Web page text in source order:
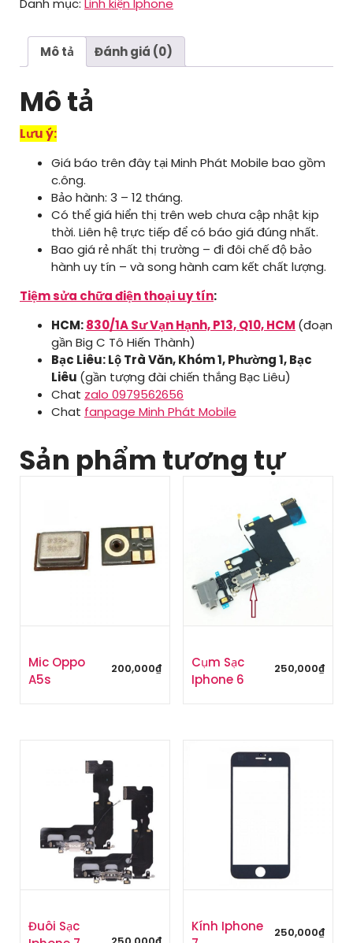
số
lượng
Danh mục: Linh kiện Iphone
Mô tả Đánh giá (0)
Mô tả
Lưu ý:
Giá báo trên đây tại Minh Phát Mobile bao gồm
c.ông.
Bảo hành: 3 – 12 tháng.
Có thể giá hiển thị trên web chưa cập nhật kịp
thời. Liên hệ trực tiếp để có báo giá đúng nhất.
Bao giá rẻ nhất thị trường – đi đôi chế độ bảo
hành uy tín – và song hành cam kết chất lượng.
Tiệm sửa chữa điện thoại uy tín:
HCM:830/1A Sư Vạn Hạnh, P13, Q10, HCM (đoạn
gần Big C Tô Hiến Thành)
Bạc Liêu: Lộ Trà Văn, Khóm 1, Phường 1, Bạc
Liêu (gần tượng đài chiến thắng Bạc Liêu)
Chat zalo 0979562656
Chat fanpage Minh Phát Mobile
Sản phẩm tương tự
Mic Oppo
A5s
200,000₫
Cụm Sạc
Iphone 6
250,000₫
Đuôi Sạc
Kính Iphone
250,000₫